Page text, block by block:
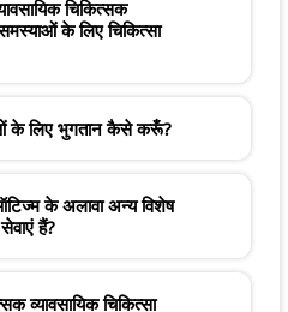
चिकित्सक
के लिए चिकित्सा
के लिए भुगतान कैसे करूँ?
के अलावा अन्य विशेष
हैं?
व्यावसायिक चिकित्सा